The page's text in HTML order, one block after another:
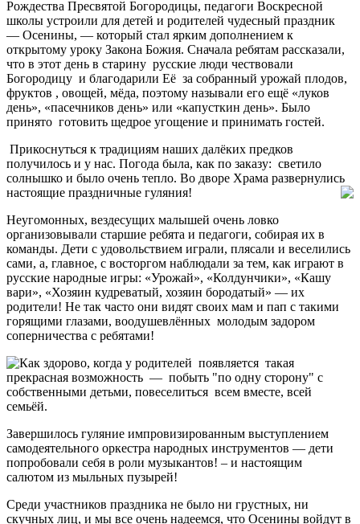
Рождества Пресвятой Богородицы, педагоги Воскресной
школы устроили для детей и родителей чудесный праздник
— Осенины, — который стал ярким дополнением к
открытому уроку Закона Божия. Сначала ребятам рассказали,
что в этот день в старину русские люди чествовали
Богородицу и благодарили Её за собранный урожай плодов,
фруктов , овощей, мёда, поэтому называли его ещё «луков
день», «пасечников день» или «капусткин день». Было
принято готовить щедрое угощение и принимать гостей.
Прикоснуться к традициям наших далёких предков
получилось и у нас. Погода была, как по заказу: светило
солнышко и было очень тепло. Во дворе Храма развернулись
настоящие праздничные гуляния!
Неугомонных, вездесущих малышей очень ловко
организовывали старшие ребята и педагоги, собирая их в
команды. Дети с удовольствием играли, плясали и веселились
сами, а, главное, с восторгом наблюдали за тем, как играют в
русские народные игры: «Урожай», «Колдунчики», «Кашу
вари», «Хозяин кудреватый, хозяин бородатый» — их
родители! Не так часто они видят своих мам и пап с такими
горящими глазами, воодушевлённых молодым задором
соперничества с ребятами!
Как здорово, когда у родителей появляется такая
прекрасная возможность — побыть "по одну сторону" с
собственными детьми, повеселиться всем вместе, всей
семьёй.
Завершилось гуляние импровизированным выступлением
самодеятельного оркестра народных инструментов — дети
попробовали себя в роли музыкантов! – и настоящим
салютом из мыльных пузырей!
Среди участников праздника не было ни грустных, ни
скучных лиц, и мы все очень надеемся, что Осенины войдут в